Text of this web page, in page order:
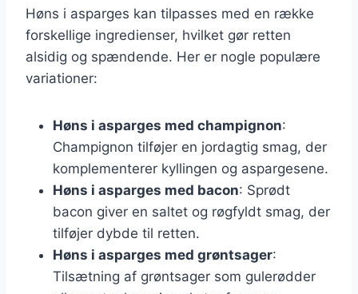
Høns i asparges kan tilpasses med en række
forskellige ingredienser, hvilket gør retten
alsidig og spændende. Her er nogle populære
variationer:
Høns i asparges med champignon:
Champignon tilføjer en jordagtig smag, der
komplementerer kyllingen og aspargesene.
Høns i asparges med bacon: Sprødt
bacon giver en saltet og røgfyldt smag, der
tilføjer dybde til retten.
Høns i asparges med grøntsager:
Tilsætning af grøntsager som gulerødder